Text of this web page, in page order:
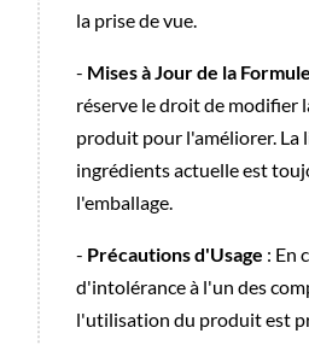
la prise de vue.
- Mises à Jour de la Formule
réserve le droit de modifier
produit pour l'améliorer. La
ingrédients actuelle est
l'emballage.
- Précautions d'Usage : En
d'intolérance à l'un des
l'utilisation du produit est